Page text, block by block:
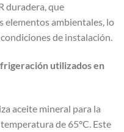
duradera, que
ambientales, lo
de instalación.
utilizados en
aceite mineral para la
de 65°C. Este